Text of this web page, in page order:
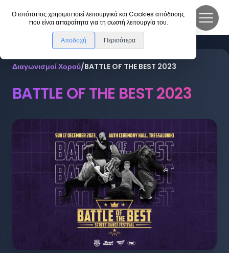
Ο ιστότοπος χρησιμοποιεί λειτουργικά και Cookies απόδοσης
που είναι απαραίτητα για τη σωστή λειτουργία του.
Αποδοχή Περισότερα
DanceLink
Διαγωνισμοί Χορού/BATTLE OF THE BEST 2023
BATTLE OF THE BEST 2023